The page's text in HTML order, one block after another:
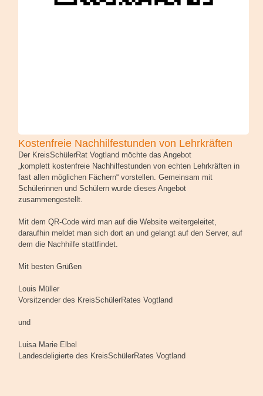
Kostenfreie Nachhilfestunden von Lehrkräften
Der KreisSchülerRat Vogtland möchte das Angebot
„komplett kostenfreie Nachhilfestunden von echten Lehrkräften in
fast allen möglichen Fächern“ vorstellen. Gemeinsam mit
Schülerinnen und Schülern wurde dieses Angebot
zusammengestellt.
Mit dem QR-Code wird man auf die Website weitergeleitet,
daraufhin meldet man sich dort an und gelangt auf den Server, auf
dem die Nachhilfe stattfindet.
Mit besten Grüßen
Louis Müller
Vorsitzender des KreisSchülerRates Vogtland
und
Luisa Marie Elbel
Landesdeligierte des KreisSchülerRates Vogtland